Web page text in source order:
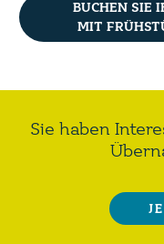
BUCHEN SIE
MIT
Sie haben